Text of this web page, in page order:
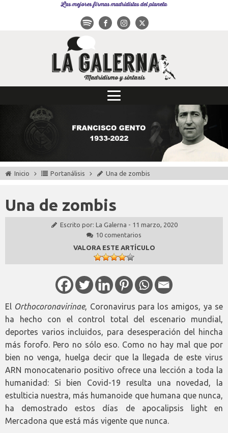
Las mejores firmas madridistas del planeta
Inicio Portanálisis Una de zombis
Una de zombis
Escrito por: La Galerna - 11 marzo, 2020
10 comentarios
VALORA ESTE ARTÍCULO
El Orthocoronavirinae, Coronavirus para los amigos, ya se
ha hecho con el control total del escenario mundial,
deportes varios incluidos, para desesperación del hincha
más forofo. Pero no sólo eso. Como no hay mal que por
bien no venga, huelga decir que la llegada de este virus
ARN monocatenario positivo ofrece una lección a toda la
humanidad: Si bien Covid-19 resulta una novedad, la
estulticia nuestra, más humanoide que humana que nunca,
ha demostrado estos días de apocalipsis light en
Mercadona que está más vigente que nunca.